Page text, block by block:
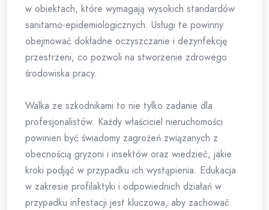
w obiektach, które wymagają wysokich standardów
sanitarno-epidemiologicznych. Usługi te powinny
obejmować dokładne oczyszczanie i dezynfekcję
przestrzeni, co pozwoli na stworzenie zdrowego
środowiska pracy.
Walka ze szkodnikami to nie tylko zadanie dla
profesjonalistów. Każdy właściciel nieruchomości
powinien być świadomy zagrożeń związanych z
obecnością gryzoni i insektów oraz wiedzieć, jakie
kroki podjąć w przypadku ich wystąpienia. Edukacja
w zakresie profilaktyki i odpowiednich działań w
przypadku infestacji jest kluczowa, aby zachować